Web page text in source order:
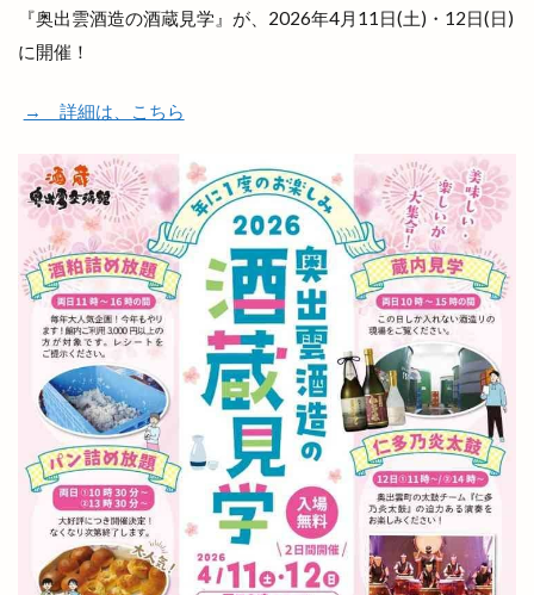
『奥出雲酒造の酒蔵見学』が、2026年4月11日(土)・12日(日)
に開催！
→ 詳細は、こちら